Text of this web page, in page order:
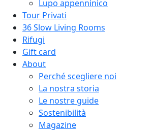
Lupo appenninico
Tour Privati
36 Slow Living Rooms
Rifugi
Gift card
About
Perché scegliere noi
La nostra storia
Le nostre guide
Sostenibilità
Magazine